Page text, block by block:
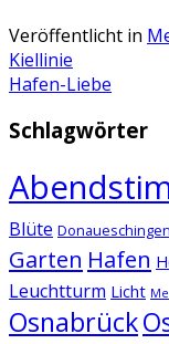
Veröffentlicht in
Artikel-
Navigation
Kiellinie
Hafen-Liebe
Schlagwörter
Blüte Donaueschingen
Garten Hafen
Leuchtturm Licht
Osnabrück